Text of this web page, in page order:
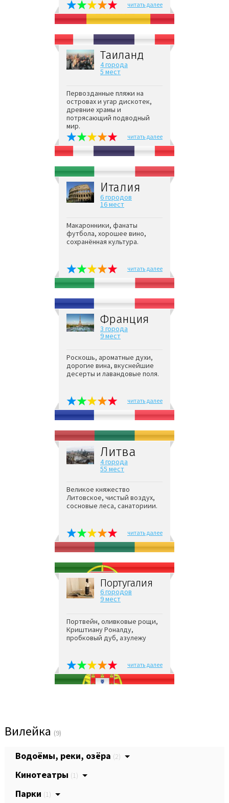
читать далее
Таиланд
4 города
5 мест
Первозданные пляжи на
островах и угар дискотек,
древние храмы и
потрясающий подводный
мир.
читать далее
Италия
6 городов
16 мест
Макаронники, фанаты
футбола, хорошее вино,
сохранённая культура.
читать далее
Франция
3 города
9 мест
Роскошь, ароматные духи,
дорогие вина, вкуснейшие
десерты и лавандовые поля.
читать далее
Литва
4 города
55 мест
Великое княжество
Литовское, чистый воздух,
сосновые леса, санаториии.
читать далее
Португалия
6 городов
9 мест
Портвейн, оливковые рощи,
Криштиану Роналду,
пробковый дуб, азулежу
читать далее
Вилейка (9)
Водоёмы, реки, озёра (2)
Кинотеатры (1)
Парки (1)